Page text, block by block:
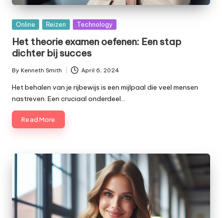
Posted
Online Reizen Technology
Het theorie examen oefenen: Een stap
dichter bij succes
Posted
by
By Kenneth Smith April 6, 2024
Het behalen van je rijbewijs is een mijlpaal die veel mensen
nastreven. Een cruciaal onderdeel…
Read More